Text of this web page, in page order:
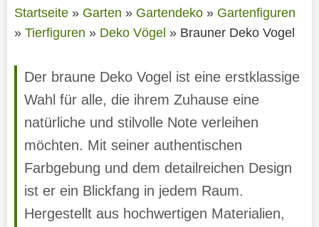
Startseite» Garten » Gartendeko» Gartenfiguren
» Tierfiguren » Deko Vögel » Brauner Deko Vogel
Der braune Deko Vogel ist eine erstklassige
Wahl für alle, die ihrem Zuhause eine
natürliche und stilvolle Note verleihen
möchten. Mit seiner authentischen
Farbgebung und dem detailreichen Design
ist er ein Blickfang in jedem Raum.
Hergestellt aus hochwertigen Materialien,